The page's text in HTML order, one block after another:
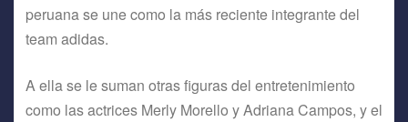
peruana se une como la más reciente integrante del
team adidas.
A ella se le suman otras figuras del entretenimiento
como las actrices Merly Morello y Adriana Campos, y el